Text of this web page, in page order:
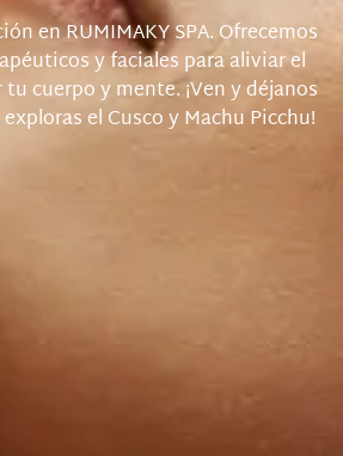
en RUMIMAKY SPA. Ofrecemos
y faciales para aliviar el
cuerpo y mente. ¡Ven y déjanos
el Cusco y Machu Picchu!